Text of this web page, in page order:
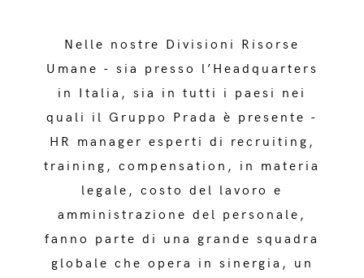
Nelle nostre Divisioni Risorse
Umane - sia presso l’Headquarters
in Italia, sia in tutti i paesi nei
quali il Gruppo Prada è presente -
HR manager esperti di recruiting,
training, compensation, in materia
legale, costo del lavoro e
amministrazione del personale,
fanno parte di una grande squadra
globale che opera in sinergia, un